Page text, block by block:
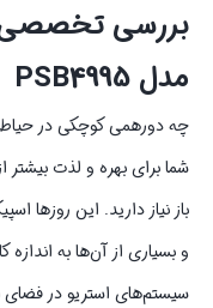
بررسی تخصصی
مدل PSB4995
چه دورهمی کوچکی در
شما برای بهره و لذت
باز نیاز دارید. این روزها
و بسیاری از آن‌ها به
سیستم‌های استریو در فضای